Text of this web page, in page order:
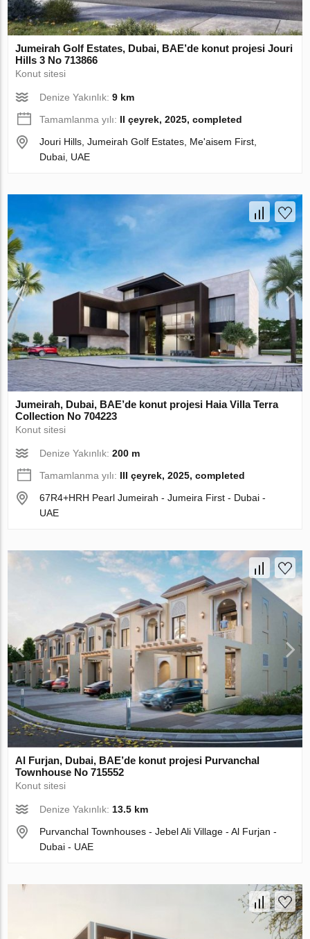
Jumeirah Golf Estates, Dubai, BAE’de konut projesi Jouri
Hills 3 No 713866
Konut sitesi
Denize Yakınlık:9 km
Tamamlanma yılı: II çeyrek, 2025, completed
Jouri Hills, Jumeirah Golf Estates, Me'aisem First,
Dubai, UAE
Jumeirah, Dubai, BAE’de konut projesi Haia Villa Terra
Collection No 704223
Konut sitesi
Denize Yakınlık:200 m
Tamamlanma yılı: III çeyrek, 2025, completed
67R4+HRH Pearl Jumeirah - Jumeira First - Dubai -
UAE
Al Furjan, Dubai, BAE’de konut projesi Purvanchal
Townhouse No 715552
Konut sitesi
Denize Yakınlık: 13.5 km
Purvanchal Townhouses - Jebel Ali Village - Al Furjan -
Dubai - UAE